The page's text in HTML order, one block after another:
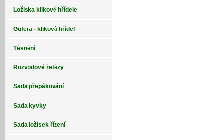
Ložiska klikové hřídele
Gufera - kliková hřídel
Těsnění
Rozvodové řetězy
Sada přepákování
Sada kyvky
Sada ložisek řízení